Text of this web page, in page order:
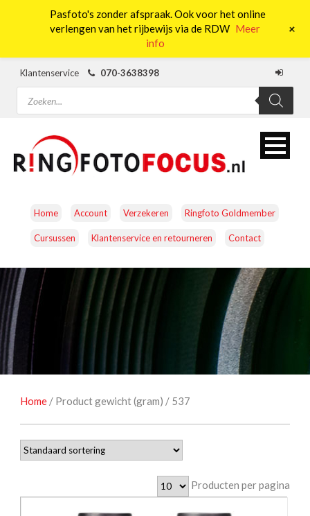
Klantenservice
070-3638398
Producten
zoeken
Home Account Verzekeren Ringfoto Goldmember
Cursussen Klantenservice en retourneren Contact
CAMERA’S OBJECTIEVEN ACCESSOIRES
NATUUROBSERVATIE
STUDIOFOTOGRAFIE
Home / Product gewicht (gram) / 537
Producten per pagina
Pasfoto's zonder afspraak. Ook voor het online
verlengen van het rijbewijs via de RDW Meer
info
+